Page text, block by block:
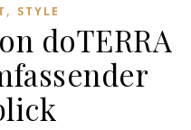
, STYLE
doTERRA